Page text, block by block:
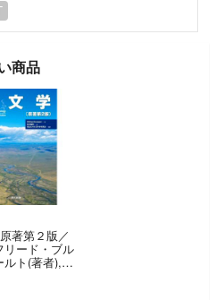
商品
著第２版／
リード・ブル
ルト(著者),杉
究室(監修)